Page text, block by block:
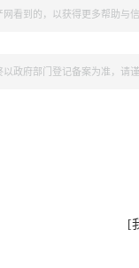
看到的，以获得更多帮助与信
政府部门登记备案为准，请谨
[